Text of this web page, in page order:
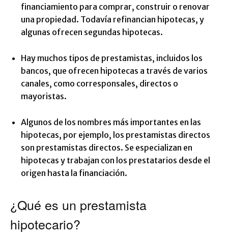
financiamiento para comprar, construir o renovar
una propiedad. Todavía refinancian hipotecas, y
algunas ofrecen segundas hipotecas.
Hay muchos tipos de prestamistas, incluidos los
bancos, que ofrecen hipotecas a través de varios
canales, como corresponsales, directos o
mayoristas.
Algunos de los nombres más importantes en las
hipotecas, por ejemplo, los prestamistas directos
son prestamistas directos. Se especializan en
hipotecas y trabajan con los prestatarios desde el
origen hasta la financiación.
¿Qué es un prestamista
hipotecario?